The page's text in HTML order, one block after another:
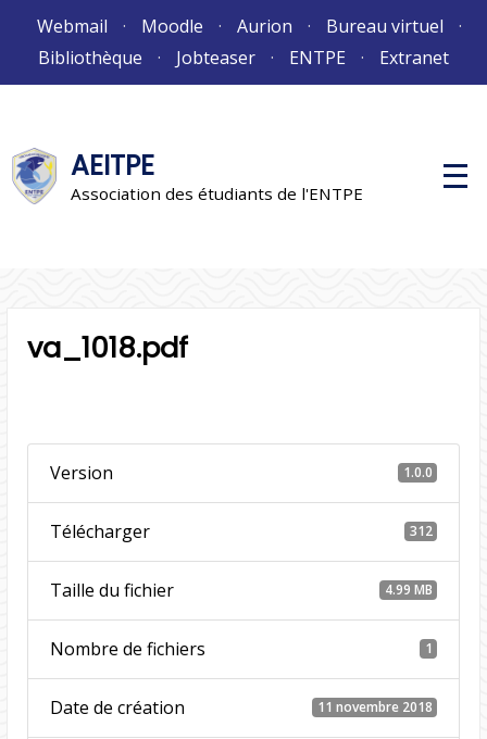
Webmail Moodle Aurion
Bureau virtuel
Bibliothèque
Jobteaser ENTPE Extranet
AEITPE
Association des étudiants de l'ENTPE
M
e
va_1018.pdf
Version 1.0.0
Télécharger 312
Taille du fichier 4.99 MB
Nombre de fichiers 1
Date de création 11 novembre 2018